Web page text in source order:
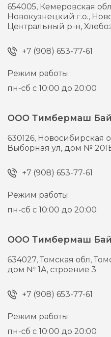
654005, Кемеровская
Новокузнецкий г.о.,
Центральный р-н,
+7 (908) 653-77-61
Режим работы:
пн-сб с 10:00 до 20:00
ООО Тимбермаш
630126, Новосибирская
Выборная ул, дом №
+7 (908) 653-77-61
Режим работы:
пн-сб с 10:00 до 20:00
ООО Тимбермаш
634027,Томская обл,
дом № 1А, строение 3
+7 (908) 653-77-61
Режим работы:
пн-сб с 10:00 до 20:00